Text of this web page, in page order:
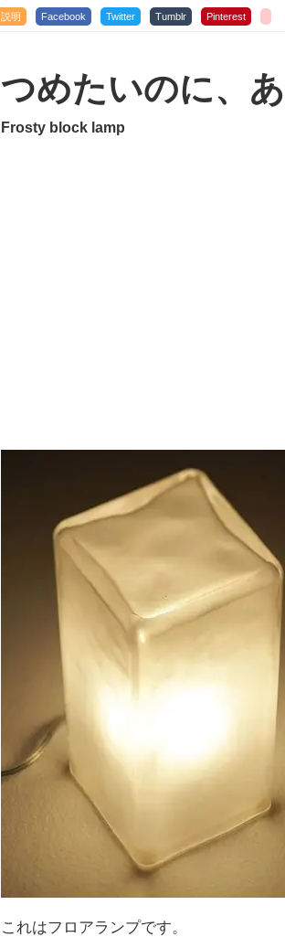
説明 Facebook Twitter Tumblr Pinterest
つめたいのに、
Frosty block lamp
これはフロアランプです。